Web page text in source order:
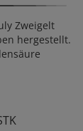
Zweigelt
hergestellt.